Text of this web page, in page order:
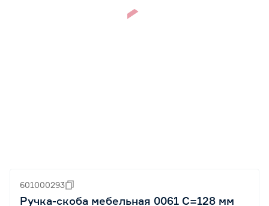
601000293
Ручка-скоба мебельная 0061 С=128 мм